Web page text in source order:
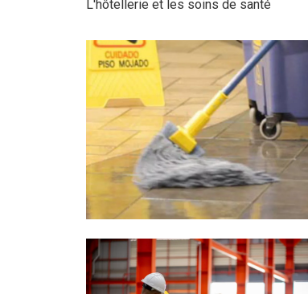
L'hôtellerie et les soins de santé